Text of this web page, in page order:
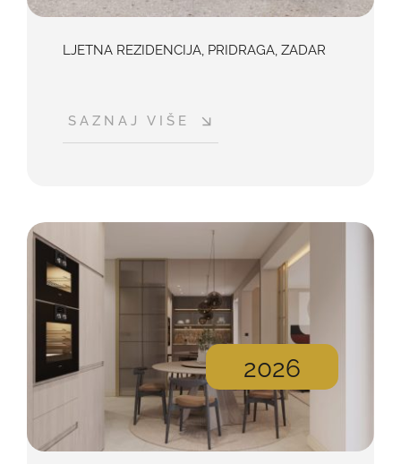
LJETNA REZIDENCIJA, PRIDRAGA, ZADAR
SAZNAJ VIŠE
2026